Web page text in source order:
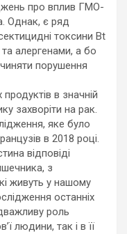
про вплив ГМО-
Однак, є ряд
токсини Bt
алергенами, а бо
порушення
в значній
захворіти на рак.
яке було
в 2018 році.
відповіді
з
живуть у нашому
останніх
роль
людини, так і в її